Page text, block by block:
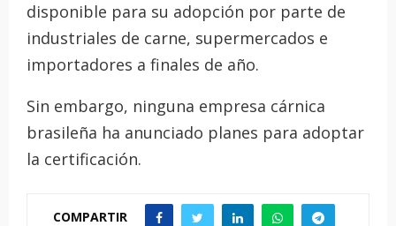
disponible para su adopción por parte de
industriales de carne, supermercados e
importadores a finales de año.
Sin embargo, ninguna empresa cárnica
brasileña ha anunciado planes para adoptar
la certificación.
COMPARTIR